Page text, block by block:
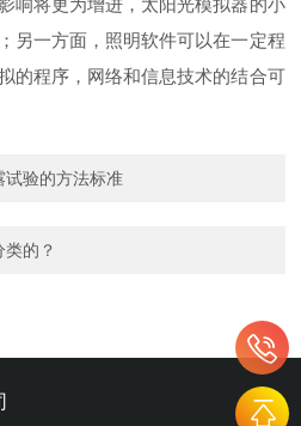
另一方面，照明软件可以在一定程
的程序，网络和信息技术的结合可
试验的方法标准
的？